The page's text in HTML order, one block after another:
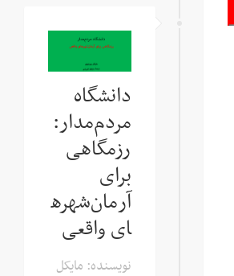
دانشگاه
مردم‌مدار:
رزمگاهی
برای
آرمان‌شهره
ای واقعی
نویسنده: مایکل